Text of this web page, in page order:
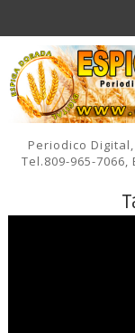
Periodico
Tel.809-965-